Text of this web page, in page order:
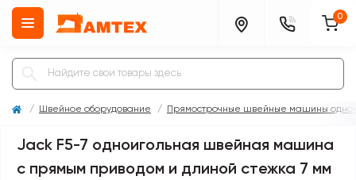
0
Швейное оборудование Прямострочные швейные машины
Jack F5-7 одноигольная швейная машина
с прямым приводом и длиной стежка 7 мм